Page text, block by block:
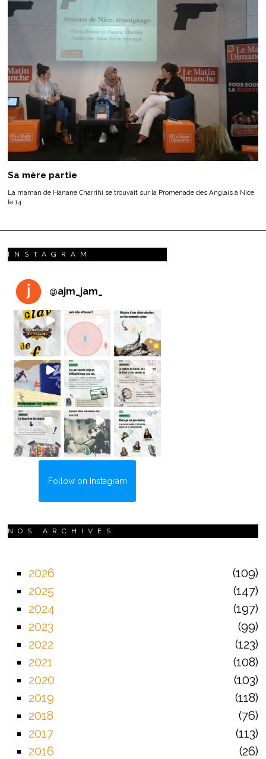
Sa mère partie
La maman de Hanane Charrihi se trouvait sur la Promenade des Anglais à Nice
le 14
INSTAGRAM
@ajm_jam_
Follow on Instagram
NOS ARCHIVES
2026
109
2025
147
2024
197
2023
99
2022
123
2021
108
2020
103
2019
118
2018
76
2017
113
2016
26